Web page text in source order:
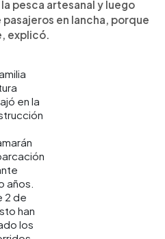
pesca artesanal y luego
en lancha, porque
explicó.
en la
años.
2 de
han
los